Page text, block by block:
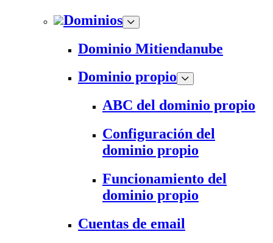
Dominios
Dominio Mitiendanube
Dominio propio
ABC del dominio propio
Configuración del
dominio propio
Funcionamiento del
dominio propio
Cuentas de email